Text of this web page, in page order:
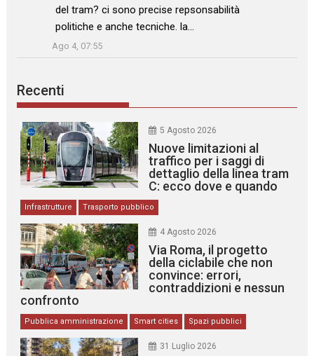
del tram? ci sono precise repsonsabilità
politiche e anche tecniche. la…
”
Ago 4, 07:55
Recenti
5 Agosto 2026
Nuove limitazioni al
traffico per i saggi di
dettaglio della linea tram
C: ecco dove e quando
Infrastrutture Trasporto pubblico
4 Agosto 2026
Via Roma, il progetto
della ciclabile che non
convince: errori,
contraddizioni e nessun
confronto
Pubblica amministrazione Smart cities Spazi pubblici
31 Luglio 2026